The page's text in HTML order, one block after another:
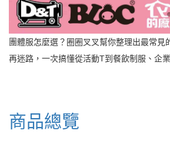
團體服怎麼選？圈圈叉叉幫你整理出最常見
再迷路，一次搞懂從活動T到餐飲制服、企
商品總覽